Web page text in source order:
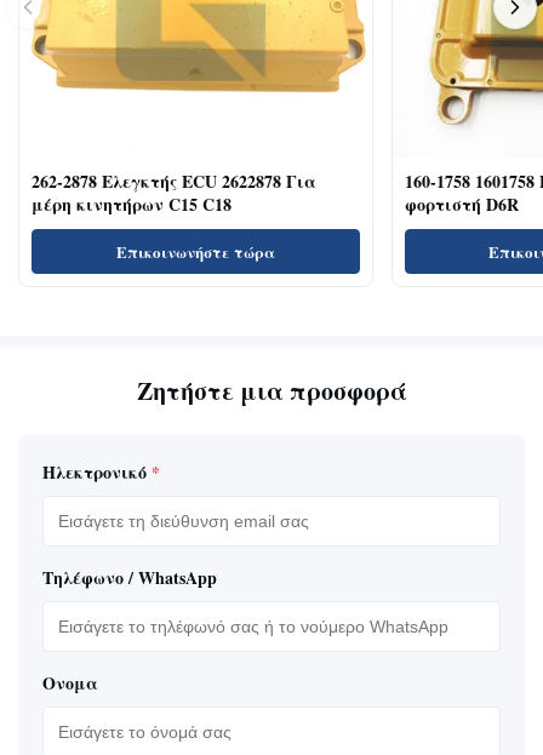
262-2878 Ελεγκτής ECU 2622878 Για
μέρη κινητήρων C15 C18
Επικοινωνήστε τώρα
160-1758
φορτιστή D6R
Ζητήστε μια προσφορά
Ηλεκτρονικό *
Τηλέφωνο / WhatsApp
Ονομα